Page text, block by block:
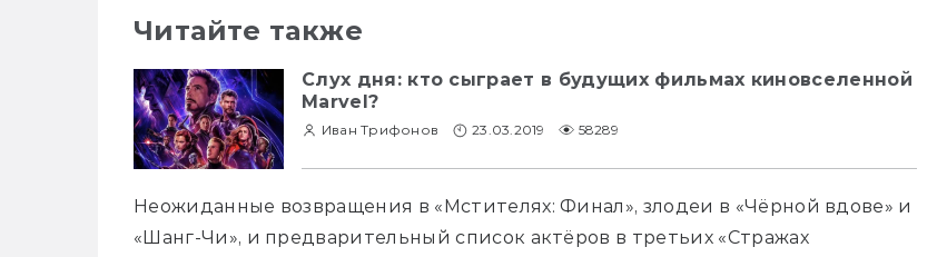
Читайте также
Слух дня: кто сыграет в будущих фильмах киновселенной
Marvel?
Иван Трифонов 23.03.2019 58289
Неожиданные возвращения в «Мстителях: Финал», злодеи в «Чёрной вдове» и
«Шанг-Чи», и предварительный список актёров в третьих «Стражах